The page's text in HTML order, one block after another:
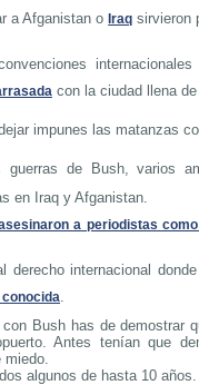
a Afganistan o Iraq sirvieron
con la ciudad llena
impunes las matanzas
guerras de Bush, varios
en Iraq y Afganistan.
a periodistas
derecho internacional
conocida.
Bush has de demostrar
Antes tenían que
miedo.
algunos de hasta 10 años.